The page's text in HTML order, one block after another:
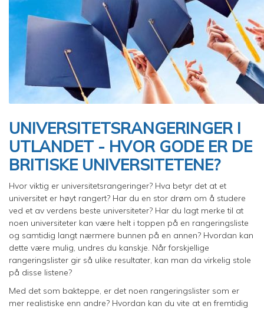
UNIVERSITETSRANGERINGER I
UTLANDET - HVOR GODE ER DE
BRITISKE UNIVERSITETENE?
Hvor viktig er universitetsrangeringer? Hva betyr det at et
universitet er høyt rangert? Har du en stor drøm om å studere
ved et av verdens beste universiteter? Har du lagt merke til at
noen universiteter kan være helt i toppen på en rangeringsliste
og samtidig langt nærmere bunnen på en annen? Hvordan kan
dette være mulig, undres du kanskje. Når forskjellige
rangeringslister gir så ulike resultater, kan man da virkelig stole
på disse listene?
Med det som bakteppe, er det noen rangeringslister som er
mer realistiske enn andre? Hvordan kan du vite at en fremtidig